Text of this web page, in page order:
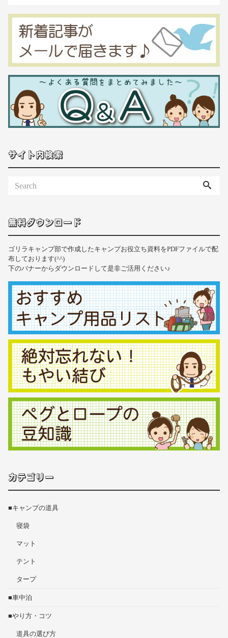
サイト内検索
無料ダウンロード
ゴリラキャンプ部で作成したキャンプお役立ち資料をPDFファイルで配
布しております(^^)
下のバナーからダウンロードして是非ご活用ください♪
カテゴリー
■キャンプの道具
寝袋
マット
テント
タープ
■車中泊
■やり方・コツ
道具の選び方